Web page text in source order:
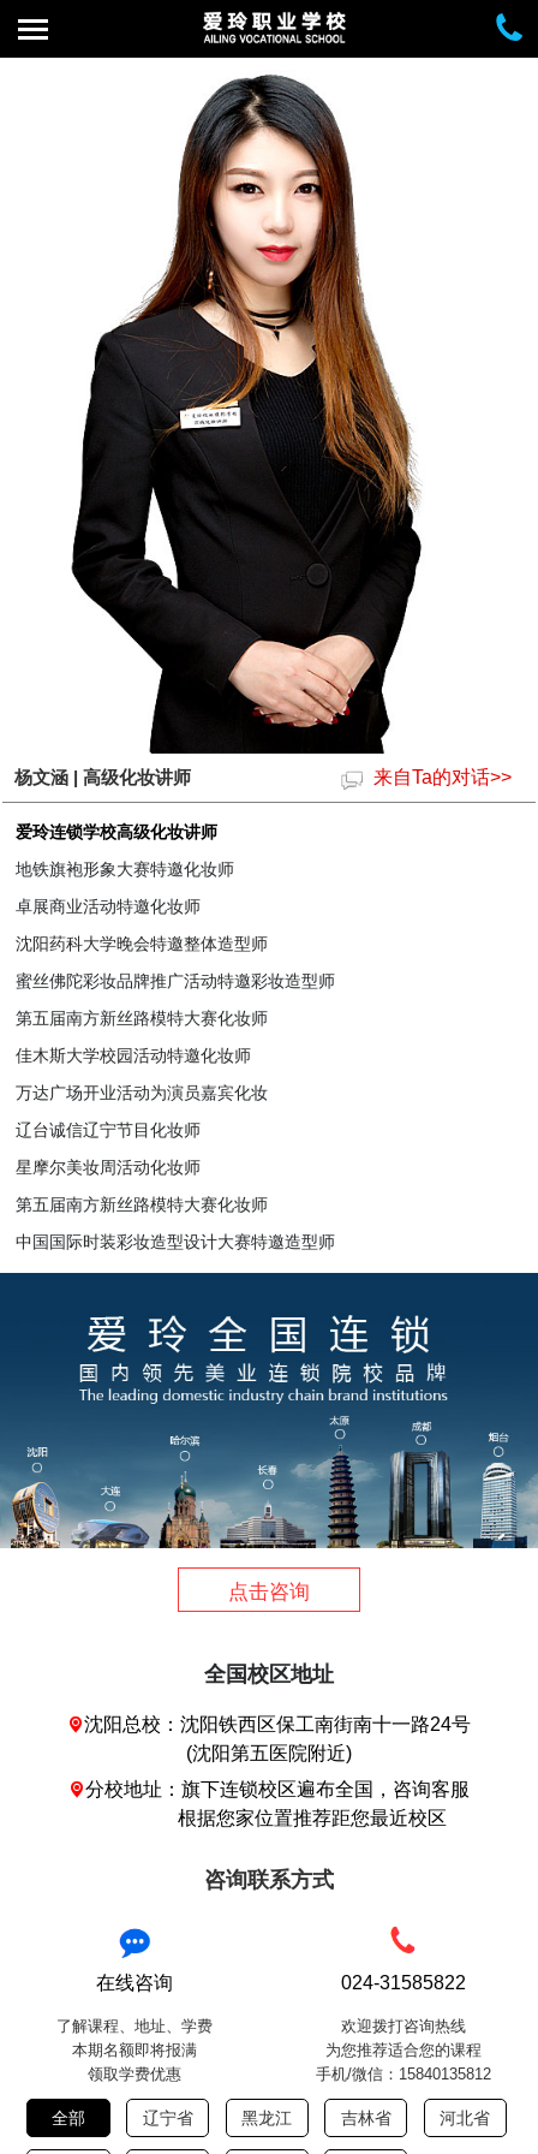
杨文涵 | 高级化妆讲师 来自Ta的对话>>
爱玲连锁学校高级化妆讲师
地铁旗袍形象大赛特邀化妆师
卓展商业活动特邀化妆师
沈阳药科大学晚会特邀整体造型师
蜜丝佛陀彩妆品牌推广活动特邀彩妆造型师
第五届南方新丝路模特大赛化妆师
佳木斯大学校园活动特邀化妆师
万达广场开业活动为演员嘉宾化妆
辽台诚信辽宁节目化妆师
星摩尔美妆周活动化妆师
第五届南方新丝路模特大赛化妆师
中国国际时装彩妆造型设计大赛特邀造型师
点击咨询
全国校区地址
沈阳总校：沈阳铁西区保工南街南十一路24号
(沈阳第五医院附近)
分校地址：旗下连锁校区遍布全国，咨询客服
根据您家位置推荐距您最近校区
咨询联系方式
在线咨询
了解课程、地址、学费
本期名额即将报满
领取学费优惠
024-31585822
欢迎拨打咨询热线
为您推荐适合您的课程
手机/微信：15840135812
全部 辽宁省 黑龙江 吉林省 河北省